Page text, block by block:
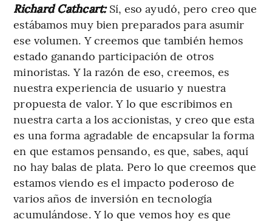
Richard Cathcart:Sí, eso ayudó, pero creo que
estábamos muy bien preparados para asumir
ese volumen. Y creemos que también hemos
estado ganando participación de otros
minoristas. Y la razón de eso, creemos, es
nuestra experiencia de usuario y nuestra
propuesta de valor. Y lo que escribimos en
nuestra carta a los accionistas, y creo que esta
es una forma agradable de encapsular la forma
en que estamos pensando, es que, sabes, aquí
no hay balas de plata. Pero lo que creemos que
estamos viendo es el impacto poderoso de
varios años de inversión en tecnología
acumulándose. Y lo que vemos hoy es que